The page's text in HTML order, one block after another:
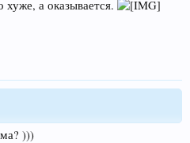
а оказывается.
)))